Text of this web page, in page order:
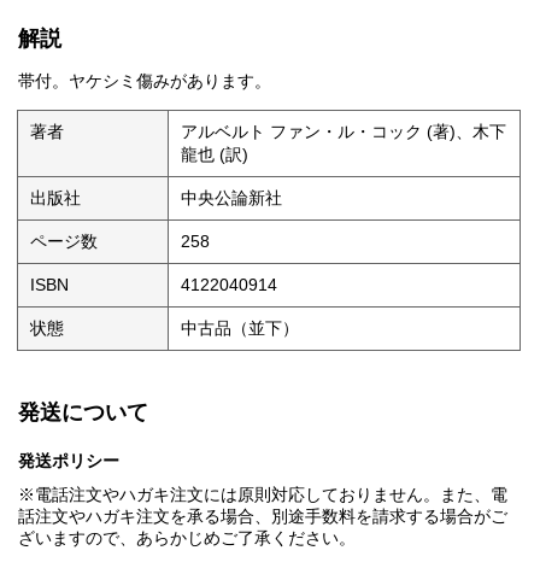
解説
帯付。ヤケシミ傷みがあります。
著者
アルベルト ファン・ル・コック (著)、木下
龍也 (訳)
出版社 中央公論新社
ページ数 258
ISBN 4122040914
状態 中古品（並下）
発送について
発送ポリシー
※電話注文やハガキ注文には原則対応しておりません。また、電
話注文やハガキ注文を承る場合、別途手数料を請求する場合がご
ざいますので、あらかじめご了承ください。